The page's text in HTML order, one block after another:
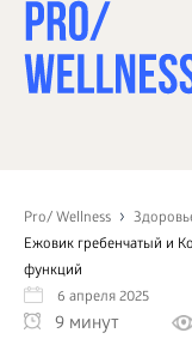
Pro/ Wellness
Ежовик гребенчатый и
функций
6 апреля 2025
9 минут
СПОРТ
ЗДОРОВЬЕ
КРАСОТА